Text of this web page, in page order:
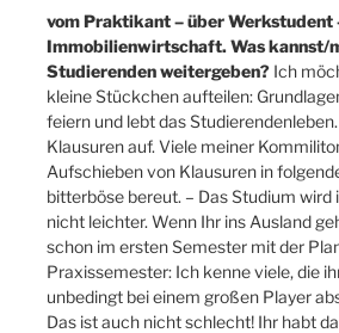
vom Praktikant – über Werkstudent
Immobilienwirtschaft. Was kannst/
Studierenden weitergeben? Ich
kleine Stückchen aufteilen:
feiern und lebt das
Klausuren auf. Viele meiner
Aufschieben von Klausuren in
bitterböse bereut. – Das Studium wird
nicht leichter. Wenn Ihr ins Ausland
schon im ersten Semester mit der
Praxissemester: Ich kenne viele, die
unbedingt bei einem großen Player
Das ist auch nicht schlecht! Ihr habt